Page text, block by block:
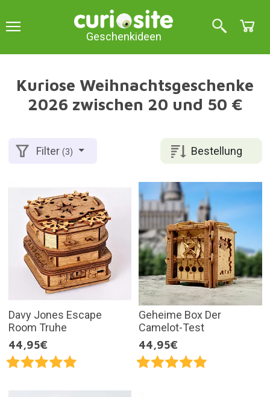
Geschenkideen
Kuriose Weihnachtsgeschenke
2026 zwischen 20 und 50 €
Bestellung
Filter(3)
Davy Jones Escape
Room Truhe
44,95€
Geheime Box Der
Camelot-Test
44,95€